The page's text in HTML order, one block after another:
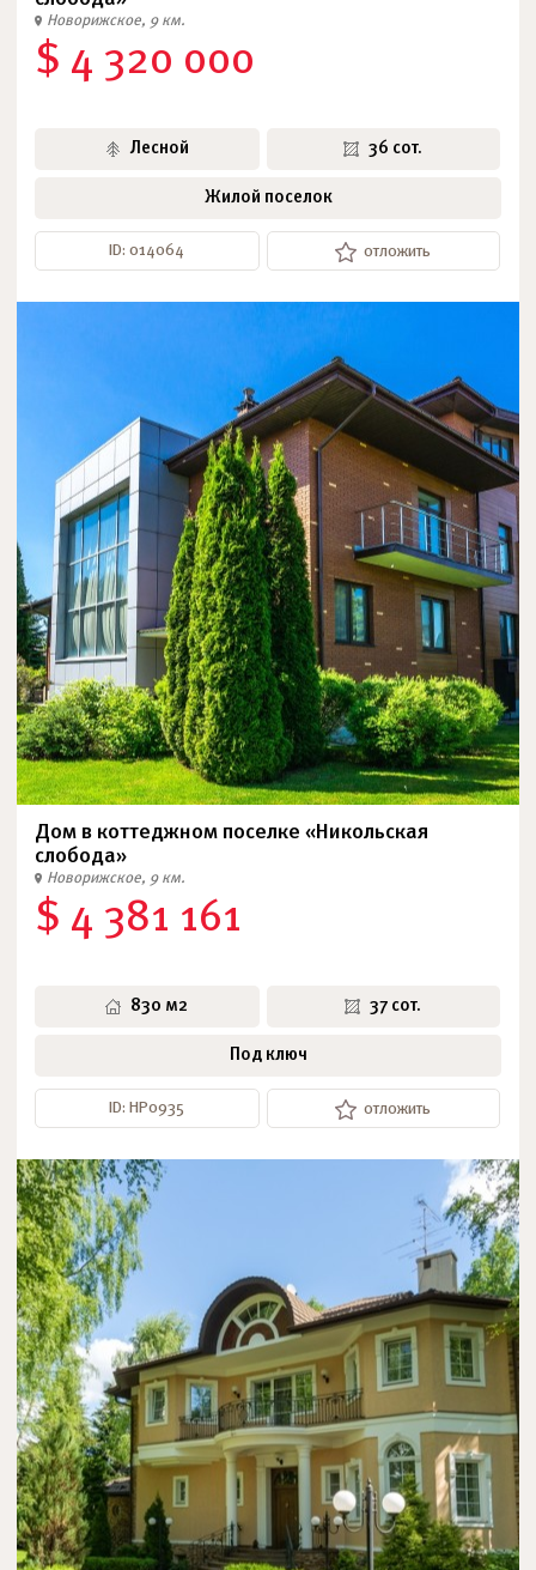
Новорижское, 9 км.
$ 4 320 000
Лесной 36 сот.
Жилой поселок
ID: 014064 отложить
Дом в коттеджном поселке «Никольская
слобода»
Новорижское, 9 км.
$ 4 381 161
830 м2 37 сот.
Под ключ
ID: НР0935 отложить